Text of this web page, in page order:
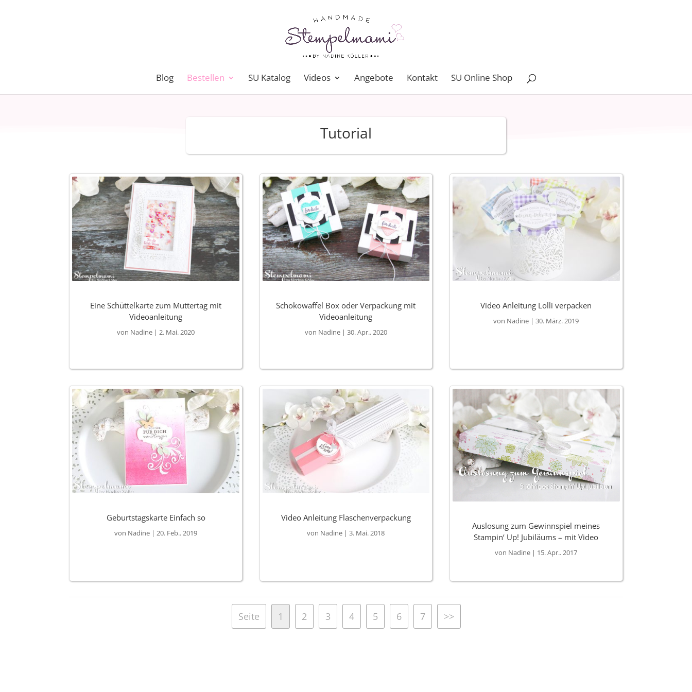
Blog Bestellen SU Katalog Videos Angebote Kontakt SU Online Shop
Tutorial
Eine Schüttelkarte zum Muttertag mit
Videoanleitung
von Nadine |2. Mai. 2020
Geburtstagskarte Einfach so
von Nadine |20. Feb.. 2019
Schokowaffel Box oder Verpackung mit
Videoanleitung
von Nadine| 30. Apr.. 2020
Video Anleitung Flaschenverpackung
von Nadine |3. Mai. 2018
Video Anleitung Lolli verpacken
von Nadine |30. März. 2019
Auslosung zum Gewinnspiel meines
Stampin‘ Up! Jubiläums – mit Video
von Nadine | 15. Apr.. 2017
Seite 1 2 3 4 5 6 7 >>